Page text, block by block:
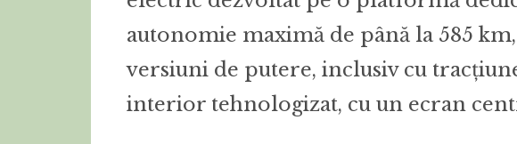
autonomie maximă de până la 585
versiuni de putere, inclusiv cu
interior tehnologizat, cu un ecran